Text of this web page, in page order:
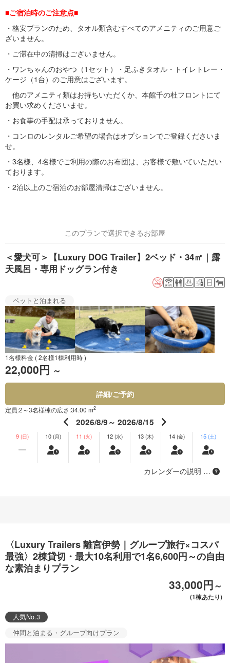
■ご宿泊時のご注意点■
・格安プランのため、タオル類含むすべてのアメニティのご用意ご
ざいません。
・ご滞在中の清掃はございません。
・ワンちゃんのおやつ（1セット）・足ふきタオル・トイレトレー・
ケージ（1台）のご用意はございます。
他のアメニティ類はお持ちいただくか、本館千の杜フロントにて
お買い求めくださいませ。
・お食事の手配は承っておりません。
・コンロのレンタルご希望の場合はオプションでご登録くださいま
せ。
・3名様、4名様でご利用の際のお布団は、お客様で敷いていただい
ております。
・2泊以上のご宿泊のお部屋清掃はございません。
このプランで選択できるお部屋
＜愛犬可＞【Luxury DOG Trailer】2ベッド・34㎡｜露
天風呂・専用ドッグラン付き
ペットと泊まれる
1名様料金 ( 2名様1棟利用時 )
22,000円 ～
詳細/ご予約
定員:2～3名様棟の広さ:34.00 m2
2026/8/9～ 2026/8/15
9 (日) 10 (月) 11 (火) 12 (水) 13 (木) 14 (金) 15 (土)
カレンダーの説明 …
〈Luxury Trailers 離宮伊勢｜グループ旅行×コスパ
最強〉2棟貸切・最大10名利用で1名6,600円～の自由
な素泊まりプラン
33,000円～
(1棟あたり)
人気No.3
仲間と泊まる・グループ向けプラン